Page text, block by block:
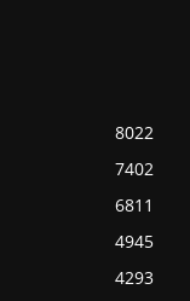
8022
7402
6811
4945
4293